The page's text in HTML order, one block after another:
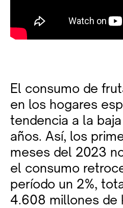
El consumo de
en los hogares
tendencia a la
años. Así, los
meses del 2023
el consumo
período un 2%,
4.608 millones de